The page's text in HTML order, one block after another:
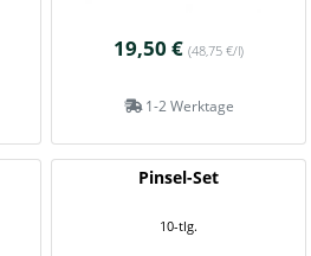
19,50 € (48,75 €/l)
1-2 Werktage
Pinsel-Set
10-tlg.